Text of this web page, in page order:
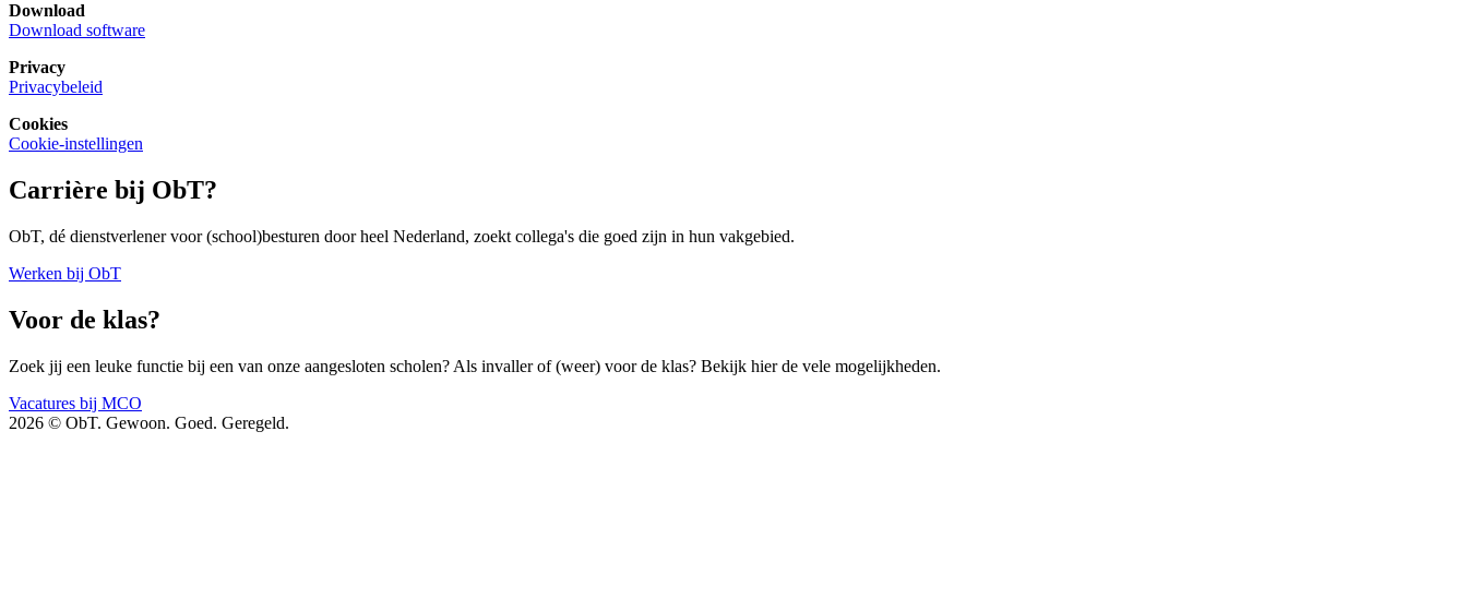
Download
Download software
Privacy
Privacybeleid
Cookies
Cookie-instellingen
Carrière bij ObT?
ObT, dé dienstverlener voor (school)besturen door heel Nederland, zoekt collega's die goed zijn in hun vakgebied.
Werken bij ObT
Voor de klas?
Zoek jij een leuke functie bij een van onze aangesloten scholen? Als invaller of (weer) voor de klas? Bekijk hier de vele mogelijkheden.
Vacatures bij MCO
2026 © ObT. Gewoon. Goed. Geregeld.